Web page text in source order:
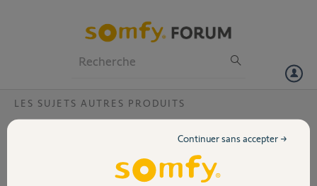
Volet
LES SUJETS AUTRES PRODUITS
FAQ Serrure connectée : Comment
paramétrer des créneaux hebdomadaires
sur l'application Somfy Keys ?
Continuer sans accepter →